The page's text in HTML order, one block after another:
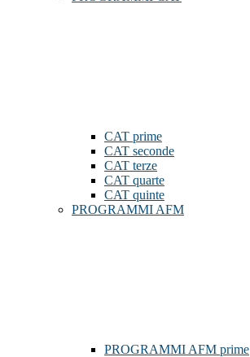
CAT prime
CAT seconde
CAT terze
CAT quarte
CAT quinte
PROGRAMMI AFM
PROGRAMMI AFM prime